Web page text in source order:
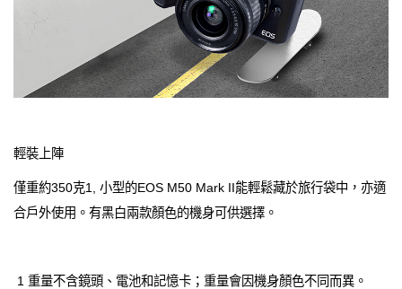
輕裝上陣
僅重約350克1, 小型的EOS M50 Mark II能輕鬆藏於旅行袋中，亦適
合戶外使用。有黑白兩款顏色的機身可供選擇。
1 重量不含鏡頭、電池和記憶卡；重量會因機身顏色不同而異。